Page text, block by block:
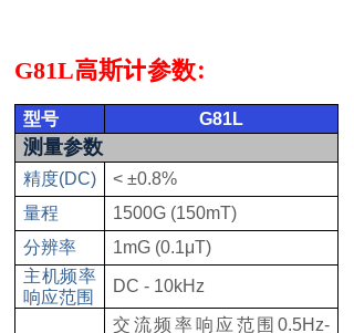
G81L高斯计参数：
型号 G81L
测量参数
精度(DC)
< ±0.8%
量程
1500G (150mT)
分辨率
1mG (0.1μT)
主机频率
响应范围
DC - 10kHz
交流频率响应范围 0.5Hz-